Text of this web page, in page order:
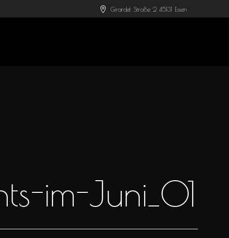
Girardet Straße 2 45131 Essen
im-Juni_01